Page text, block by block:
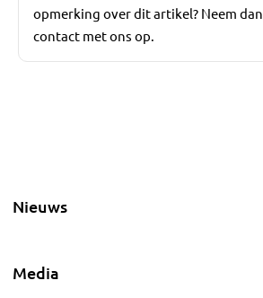
opmerking over dit artikel? Neem dan
contact met ons op.
Nieuws
Media